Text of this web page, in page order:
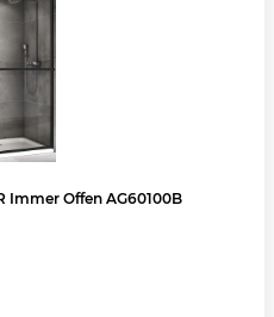
Immer Offen AG60100B